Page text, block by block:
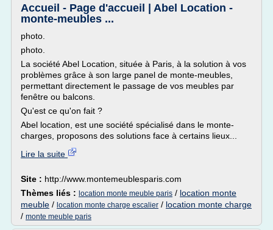
Accueil - Page d'accueil | Abel Location -
monte-meubles ...
photo.
photo.
La société Abel Location, située à Paris, à la solution à vos
problèmes grâce à son large panel de monte-meubles,
permettant directement le passage de vos meubles par
fenêtre ou balcons.
Qu'est ce qu'on fait ?
Abel location, est une société spécialisé dans le monte-
charges, proposons des solutions face à certains lieux...
Lire la suite
Site : http://www.montemeublesparis.com
Thèmes liés : location monte meuble paris / location monte
meuble / location monte charge escalier / location monte charge
/ monte meuble paris